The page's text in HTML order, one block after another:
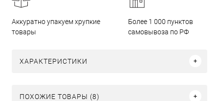
Аккуратно упакуем хрупкие
товары
Более 1 000 пунктов
самовывоза по РФ
ХАРАКТЕРИСТИКИ
ПОХОЖИЕ ТОВАРЫ (8)